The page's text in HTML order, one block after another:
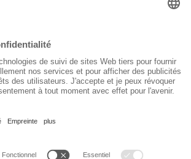
GmbH. All rights reserved